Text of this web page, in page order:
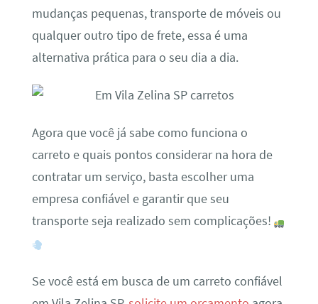
mudanças pequenas, transporte de móveis ou
qualquer outro tipo de frete, essa é uma
alternativa prática para o seu dia a dia.
Agora que você já sabe como funciona o
carreto e quais pontos considerar na hora de
contratar um serviço, basta escolher uma
empresa confiável e garantir que seu
transporte seja realizado sem complicações!
Se você está em busca de um carreto confiável